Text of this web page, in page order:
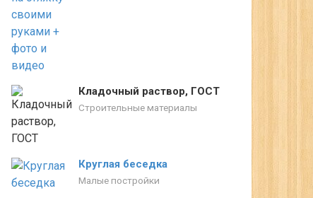
Кладочный раствор, ГОСТ
Строительные материалы
Круглая беседка
Малые постройки